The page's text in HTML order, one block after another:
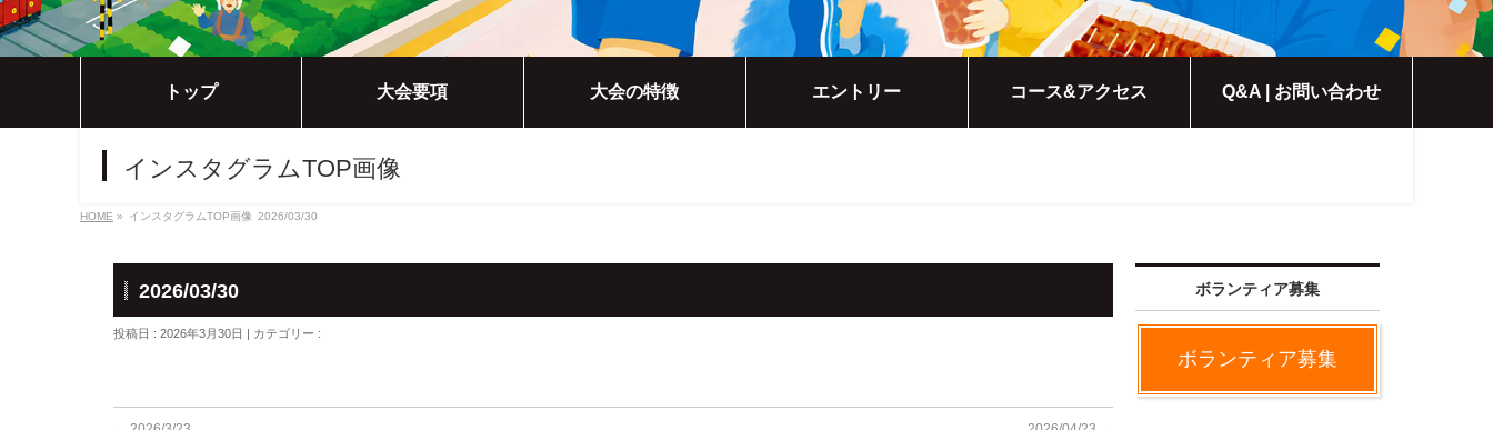
トップ 大会要項 大会の特徴 エントリー コース&アクセス Q&A | お問い合わせ
インスタグラムTOP画像
HOME » インスタグラムTOP画像 2026/03/30
2026/03/30
投稿日 : 2026年3月30日 | カテゴリー :
ボランティア募集
ボランティア募集